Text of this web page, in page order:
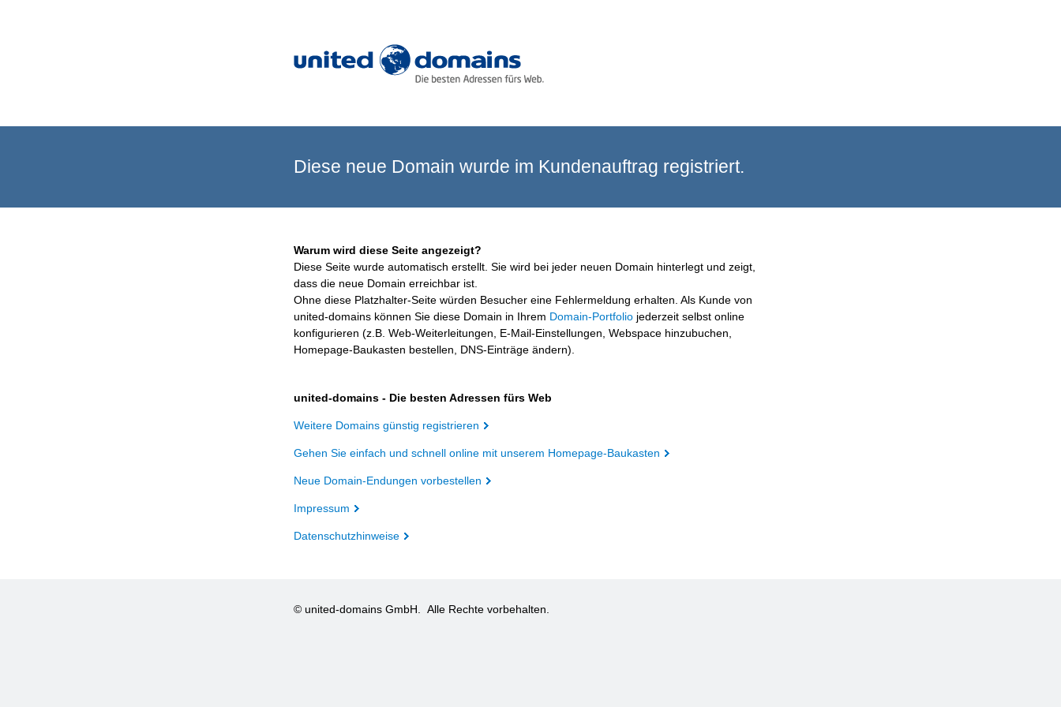
Diese neue Domain wurde im Kundenauftrag registriert.
Warum wird diese Seite angezeigt?
Diese Seite wurde automatisch erstellt. Sie wird bei jeder neuen Domain hinterlegt und zeigt,
dass die neue Domain erreichbar ist.
Ohne diese Platzhalter-Seite würden Besucher eine Fehlermeldung erhalten. Als Kunde von
united-domains können Sie diese Domain in Ihrem Domain-Portfolio jederzeit selbst online
konfigurieren (z.B. Web-Weiterleitungen, E-Mail-Einstellungen, Webspace hinzubuchen,
Homepage-Baukasten bestellen, DNS-Einträge ändern).
united-domains - Die besten Adressen fürs Web
Weitere Domains günstig registrieren
Gehen Sie einfach und schnell online mit unserem Homepage-Baukasten
Neue Domain-Endungen vorbestellen
Impressum
Datenschutzhinweise
© united-domains GmbH. Alle Rechte vorbehalten.